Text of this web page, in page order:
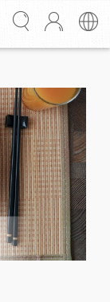
脆的高麗菜與